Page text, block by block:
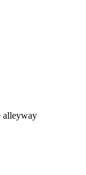
alleyway